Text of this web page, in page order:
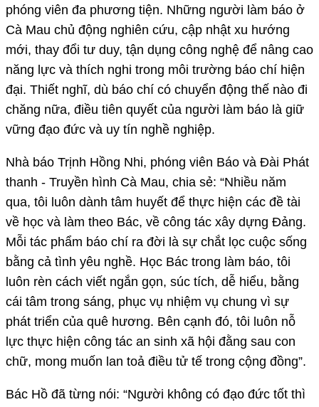
phóng viên đa phương tiện. Những người làm báo ở
Cà Mau chủ động nghiên cứu, cập nhật xu hướng
mới, thay đổi tư duy, tận dụng công nghệ để nâng cao
năng lực và thích nghi trong môi trường báo chí hiện
đại. Thiết nghĩ, dù báo chí có chuyển động thế nào đi
chăng nữa, điều tiên quyết của người làm báo là giữ
vững đạo đức và uy tín nghề nghiệp.
Nhà báo Trịnh Hồng Nhi, phóng viên Báo và Ðài Phát
thanh - Truyền hình Cà Mau, chia sẻ: “Nhiều năm
qua, tôi luôn dành tâm huyết để thực hiện các đề tài
về học và làm theo Bác, về công tác xây dựng Ðảng.
Mỗi tác phẩm báo chí ra đời là sự chắt lọc cuộc sống
bằng cả tình yêu nghề. Học Bác trong làm báo, tôi
luôn rèn cách viết ngắn gọn, súc tích, dễ hiểu, bằng
cái tâm trong sáng, phục vụ nhiệm vụ chung vì sự
phát triển của quê hương. Bên cạnh đó, tôi luôn nỗ
lực thực hiện công tác an sinh xã hội đằng sau con
chữ, mong muốn lan toả điều tử tế trong cộng đồng”.
Bác Hồ đã từng nói: “Người không có đạo đức tốt thì